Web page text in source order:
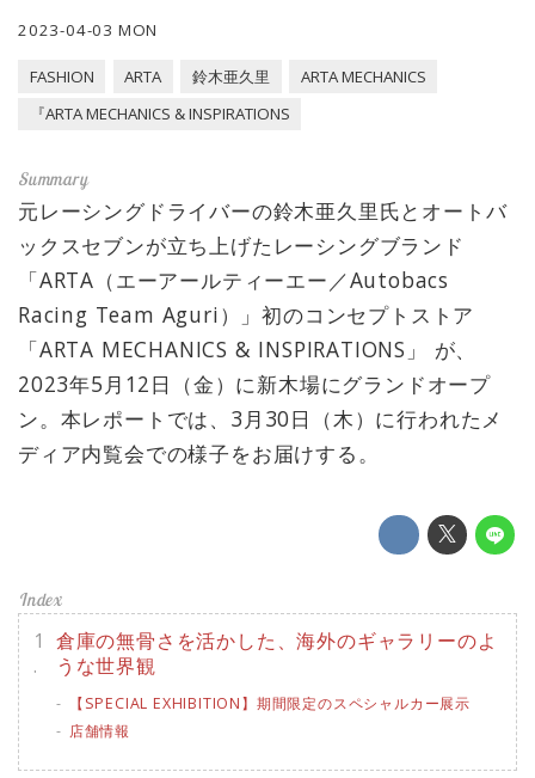
2023-04-03 MON
FASHION ARTA 鈴木亜久里
ARTA MECHANICS
『ARTA MECHANICS & INSPIRATIONS
元レーシングドライバーの鈴木亜久里氏とオートバ
ックスセブンが立ち上げたレーシングブランド
「ARTA（エーアールティーエー／Autobacs
Racing Team Aguri）」初のコンセプトストア
「ARTA MECHANICS & INSPIRATIONS」 が、
2023年5月12日（金）に新木場にグランドオープ
ン。本レポートでは、3月30日（木）に行われたメ
ディア内覧会での様子をお届けする。
倉庫の無骨さを活かした、海外のギャラリーのよ
うな世界観
【SPECIAL EXHIBITION】期間限定のスペシャルカー展示
店舗情報